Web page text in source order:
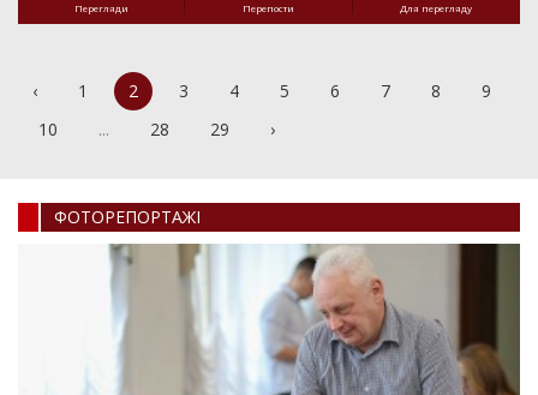
Перегляди Перепости Для перегляду
‹ 1 2 3 4 5 6 7 8
9
10
... 28 29 ›
ФОТОРЕПОРТАЖI